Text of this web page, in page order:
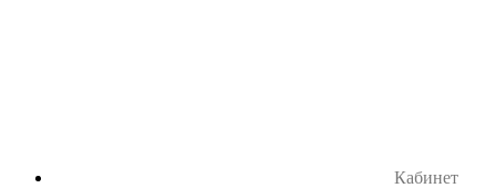
Кабинет